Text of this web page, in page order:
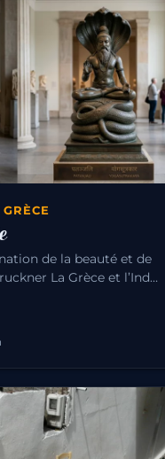
de la beauté et de
La Grèce et l’Inde